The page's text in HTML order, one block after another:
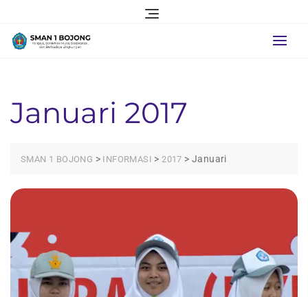
content
Januari 2017
SMAN 1 BOJONG > INFORMASI >2017 >Januari